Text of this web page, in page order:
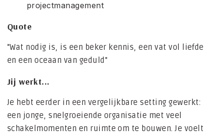
projectmanagement
Quote
"Wat nodig is, is een beker kennis, een vat vol liefde
en een oceaan van geduld"
Jij werkt...
Je hebt eerder in een vergelijkbare setting gewerkt:
een jonge, snelgroeiende organisatie met veel
schakelmomenten en ruimte om te bouwen. Je voelt